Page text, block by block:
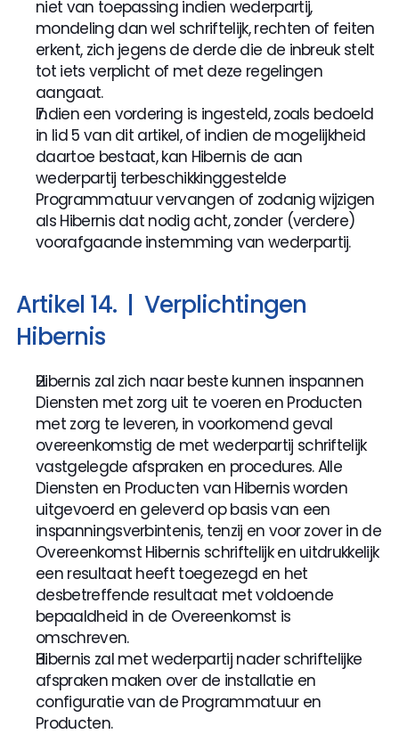
niet van toepassing indien wederpartij,
mondeling dan wel schriftelijk, rechten of feiten
erkent, zich jegens de derde die de inbreuk stelt
tot iets verplicht of met deze regelingen
aangaat.
Indien een vordering is ingesteld, zoals bedoeld
in lid 5 van dit artikel, of indien de mogelijkheid
daartoe bestaat, kan Hibernis de aan
wederpartij terbeschikkinggestelde
Programmatuur vervangen of zodanig wijzigen
als Hibernis dat nodig acht, zonder (verdere)
voorafgaande instemming van wederpartij.
Artikel 14.  |  Verplichtingen
Hibernis
Hibernis zal zich naar beste kunnen inspannen
Diensten met zorg uit te voeren en Producten
met zorg te leveren, in voorkomend geval
overeenkomstig de met wederpartij schriftelijk
vastgelegde afspraken en procedures. Alle
Diensten en Producten van Hibernis worden
uitgevoerd en geleverd op basis van een
inspanningsverbintenis, tenzij en voor zover in de
Overeenkomst Hibernis schriftelijk en uitdrukkelijk
een resultaat heeft toegezegd en het
desbetreffende resultaat met voldoende
bepaaldheid in de Overeenkomst is
omschreven.
Hibernis zal met wederpartij nader schriftelijke
afspraken maken over de installatie en
configuratie van de Programmatuur en
Producten.